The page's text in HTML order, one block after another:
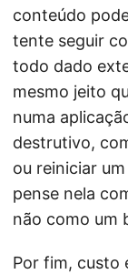
conteúdo
tente seguir
todo dado
mesmo jeito
numa
destrutivo,
ou reiniciar
pense nela
não como um
Por fim, custo